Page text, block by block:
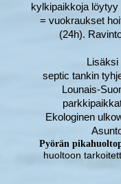
kylkipaikkoja
= vuokraukset
(24h).
Lisäksi
septic tankin
Lounais-
Ekologinen
Pyörän
huoltoon